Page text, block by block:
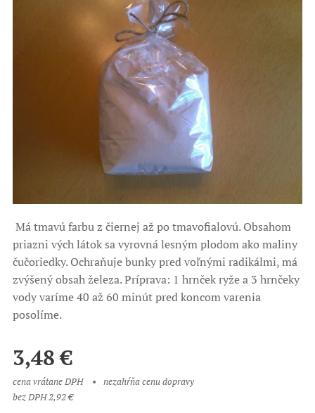
Má tmavú farbu z čiernej až po tmavofialovú. Obsahom
priazni vých látok sa vyrovná lesným plodom ako maliny
čučoriedky. Ochraňuje bunky pred voľnými radikálmi, má
zvýšený obsah železa. Príprava: 1 hrnček ryže a 3 hrnčeky
vody varíme 40 až 60 minút pred koncom varenia
posolíme.
3,48€
cena vrátane DPH
nezahŕňa cenu dopravy
bez DPH 2,92 €